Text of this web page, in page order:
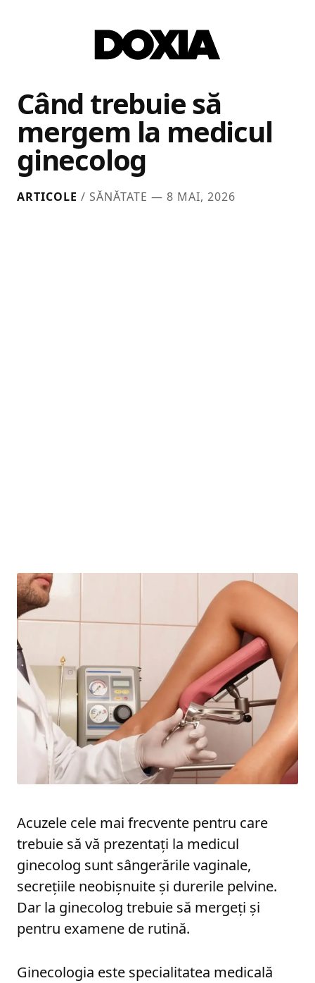
Când trebuie să
mergem la medicul
ginecolog
ARTICOLE / SĂNĂTATE — 8 MAI, 2026
Acuzele cele mai frecvente pentru care
trebuie să vă prezentați la medicul
ginecolog sunt sângerările vaginale,
secrețiile neobișnuite și durerile pelvine.
Dar la ginecolog trebuie să mergeți și
pentru examene de rutină.
Ginecologia este specialitatea medicală